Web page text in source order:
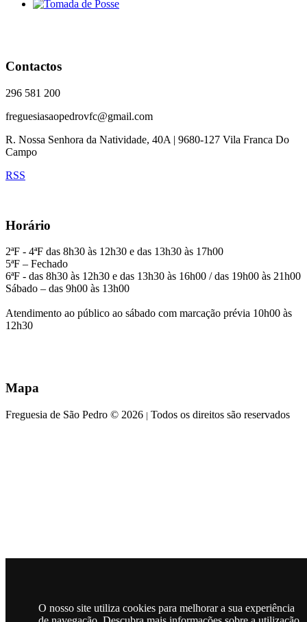
O nosso site utiliza cookies para melhorar a sua experiência
Contactos
296 581 200
freguesiasaopedrovfc@gmail.com
R. Nossa Senhora da Natividade, 40A | 9680-127 Vila Franca Do
Campo
RSS
Horário
2ªF - 4ªF das 8h30 às 12h30 e das 13h30 às 17h00
5ªF – Fechado
6ªF - das 8h30 às 12h30 e das 13h30 às 16h00 / das 19h00 às 21h00
Sábado – das 9h00 às 13h00
Atendimento ao público ao sábado com marcação prévia 10h00 às
12h30
Mapa
Freguesia de São Pedro © 2026 | Todos os direitos são reservados